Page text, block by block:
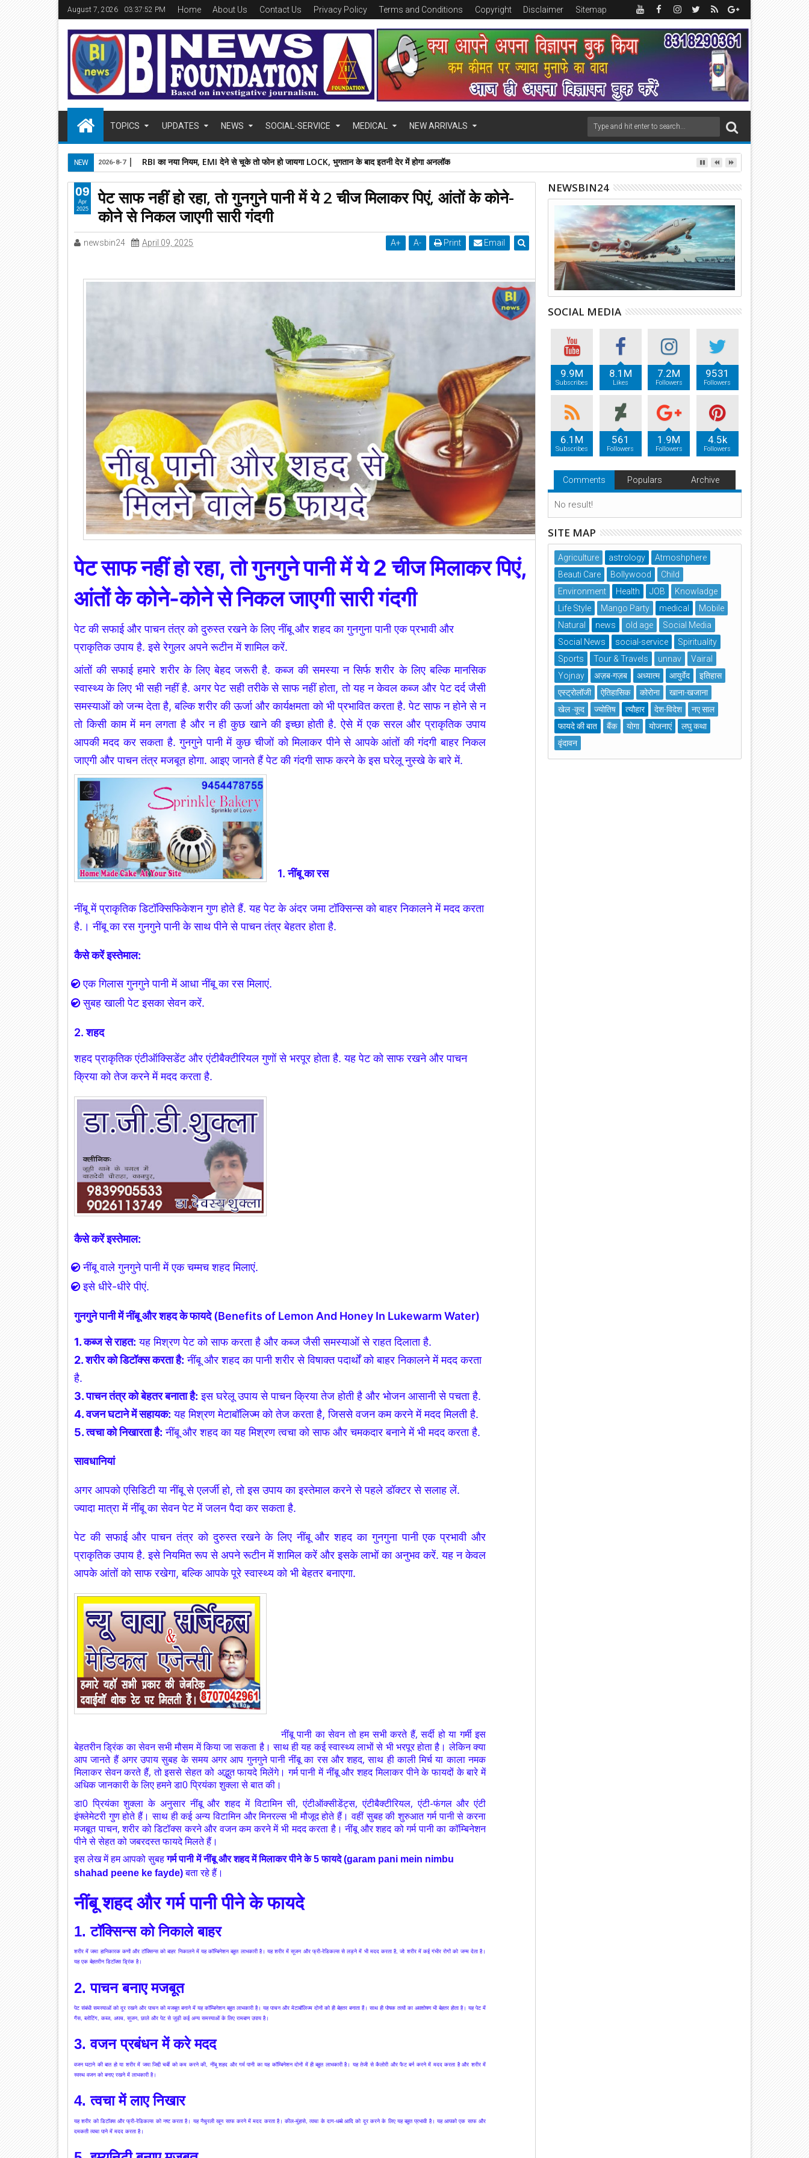
August 7, 2026 03:37:53 PM Home About Us Contact Us Privacy Policy Terms and Conditions Copyright Disclaimer Sitemap
TOPICS UPDATES NEWS SOCIAL-SERVICE MEDICAL NEW ARRIVALS
NEW RBI का नया नियम, EMI देने से चूके तो फोन हो जायगा LOCK, भुगतान के बाद इतनी देर में होगा अनलॉक
2026-8-7
पेट साफ नहीं हो रहा, तो गुनगुने पानी में ये 2 चीज मिलाकर पिएं, आंतों के कोने-
कोने से निकल जाएगी सारी गंदगी
newsbin24 April 09, 2025 A+ A- Print Email
पेट साफ नहीं हो रहा, तो गुनगुने पानी में ये 2 चीज मिलाकर पिएं,
आंतों के कोने-कोने से निकल जाएगी सारी गंदगी
पेट की सफाई और पाचन तंत्र को दुरुस्त रखने के लिए नींबू और शहद का गुनगुना पानी एक प्रभावी और
प्राकृतिक उपाय है. इसे रेगुलर अपने रूटीन में शामिल करें.
आंतों की सफाई हमारे शरीर के लिए बेहद जरूरी है. कब्ज की समस्या न सिर्फ शरीर के लिए बल्कि मानसिक
स्वास्थ्य के लिए भी सही नहीं है. अगर पेट सही तरीके से साफ नहीं होता, तो यह न केवल कब्ज और पेट दर्द जैसी
समस्याओं को जन्म देता है, बल्कि शरीर की ऊर्जा और कार्यक्षमता को भी प्रभावित करता है. पेट साफ न होने से न
तो किसी काम में मन लगता है और न ही कुछ खाने की इच्छा होती है. ऐसे में एक सरल और प्राकृतिक उपाय
आपकी मदद कर सकता है. गुनगुने पानी में कुछ चीजों को मिलाकर पीने से आपके आंतों की गंदगी बाहर निकल
जाएगी और पाचन तंत्र मजबूत होगा. आइए जानते हैं पेट की गंदगी साफ करने के इस घरेलू नुस्खे के बारे में.
1. नींबू का रस
नींबू में प्राकृतिक डिटॉक्सिफिकेशन गुण होते हैं. यह पेट के अंदर जमा टॉक्सिन्स को बाहर निकालने में मदद करता
है.। नींबू का रस गुनगुने पानी के साथ पीने से पाचन तंत्र बेहतर होता है.
कैसे करें इस्तेमाल:
एक गिलास गुनगुने पानी में आधा नींबू का रस मिलाएं.
सुबह खाली पेट इसका सेवन करें.
2. शहद
शहद प्राकृतिक एंटीऑक्सिडेंट और एंटीबैक्टीरियल गुणों से भरपूर होता है. यह पेट को साफ रखने और पाचन
क्रिया को तेज करने में मदद करता है.
कैसे करें इस्तेमाल:
नींबू वाले गुनगुने पानी में एक चम्मच शहद मिलाएं.
इसे धीरे-धीरे पीएं.
गुनगुने पानी में नींबू और शहद के फायदे (Benefits of Lemon And Honey In Lukewarm Water)
1. कब्ज से राहत: यह मिश्रण पेट को साफ करता है और कब्ज जैसी समस्याओं से राहत दिलाता है.
2. शरीर को डिटॉक्स करता है: नींबू और शहद का पानी शरीर से विषाक्त पदार्थों को बाहर निकालने में मदद करता
है.
3. पाचन तंत्र को बेहतर बनाता है: इस घरेलू उपाय से पाचन क्रिया तेज होती है और भोजन आसानी से पचता है.
4. वजन घटाने में सहायक: यह मिश्रण मेटाबॉलिज्म को तेज करता है, जिससे वजन कम करने में मदद मिलती है.
5. त्वचा को निखारता है: नींबू और शहद का यह मिश्रण त्वचा को साफ और चमकदार बनाने में भी मदद करता है.
सावधानियां
अगर आपको एसिडिटी या नींबू से एलर्जी हो, तो इस उपाय का इस्तेमाल करने से पहले डॉक्टर से सलाह लें.
ज्यादा मात्रा में नींबू का सेवन पेट में जलन पैदा कर सकता है.
पेट की सफाई और पाचन तंत्र को दुरुस्त रखने के लिए नींबू और शहद का गुनगुना पानी एक प्रभावी और
प्राकृतिक उपाय है. इसे नियमित रूप से अपने रूटीन में शामिल करें और इसके लाभों का अनुभव करें. यह न केवल
आपके आंतों को साफ रखेगा, बल्कि आपके पूरे स्वास्थ्य को भी बेहतर बनाएगा.
नींबू पानी का सेवन तो हम सभी करते हैं, सर्दी हो या गर्मी इस
बेहतरीन ड्रिंक का सेवन सभी मौसम में किया जा सकता है। साथ ही यह कई स्वास्थ्य लाभों से भी भरपूर होता है। लेकिन क्या
आप जानते हैं अगर उपाय सुबह के समय अगर आप गुनगुने पानी नींबू का रस और शहद, साथ ही काली मिर्च या काला नमक
मिलाकर सेवन करते हैं, तो इससे सेहत को अद्भुत फायदे मिलेंगे।गर्म पानी में नींबू और शहद मिलाकर पीने के फायदों के बारे में
अधिक जानकारी के लिए हमने डा0 प्रियंका शुक्ला से बात की।
डा0 प्रियंका शुक्ला के अनुसार नींबू और शहद में विटामिन सी, एंटीऑक्सीडेंट्स, एंटीबैक्टीरियल, एंटी-फंगल और एंटी
इंफ्लेमेटरी गुण होते हैं। साथ ही कई अन्य विटामिन और मिनरल्स भी मौजूद होते हैं। वहीं सुबह की शुरुआत गर्म पानी से करना
मजबूत पाचन, शरीर को डिटॉक्स करने और वजन कम करने में भी मदद करता है। नींबू और शहद को गर्म पानी का कॉम्बिनेशन
पीने से सेहत को जबरदस्त फायदे मिलते हैं।
इस लेख में हम आपको सुबहगर्म पानी में नींबू और शहद में मिलाकर पीने के 5 फायदे (garam pani mein nimbu
shahad peene ke fayde)बता रहे हैं।
नींबू शहद और गर्म पानी पीने के फायदे
1. टॉक्सिन्स को निकाले बाहर
शरीर में जमा हानिकारक कणों और टॉक्सिन्स को बाहर निकालने में यह कॉम्बिनेशन बहुत लाभकारी है। यह शरीर में सूजन और फ्री-रेडिकल्स से लड़ने में भी मदद करता है, जो शरीर में कई गंभीर रोगों को जन्म देता है।
यह एक बेहतरीन डिटॉक्स ड्रिंक है।
2. पाचन बनाए मजबूत
पेट संबंधी समस्याओं को दूर रखने और पाचन को मजबूत बनाने में यह कॉम्बिनेशन बहुत लाभकारी है। यह पाचन और मेटाबॉलिज्म दोनों को ही बेहतर बनाता हैं। साथ ही पोषक तत्वों का अवशोषण भी बेहतर होता है। यह पेट में
गैस, ब्लोटिंग, कब्ज, अपच, सूजन, छाले और पेट से जुड़ी कई अन्य समस्याओं के लिए रामबाण उपाय है।
3. वजन प्रबंधन में करे मदद
वजन घटाने की बात हो या शरीर में जमा जिद्दी चर्बी को कम करने की, नींबू शहद और गर्म पानी का यह कॉम्बिनेशन दोनों में ही बहुत लाभकारी है। यह तेजी से कैलोरी और फैट बर्न करने में मदद करता है और शरीर में
स्वस्थ वजन को बनाए रखने में लाभकारी है।
4. त्वचा में लाए निखार
यह शरीर को डिटॉक्स और फ्री-रेडिकल्स को नष्ट करता है। यह नैचुरली खून साफ करने में मदद करता है। कील-मुंहासे, त्वचा के दाग-धब्बे आदि को दूर करने के लिए यह बहुत प्रभावी है। यह आपको एक साफ और
दमकती त्वचा पाने में मदद करता है।
09
Apr
2025
NEWSBIN24
SOCIAL MEDIA
9.9M
Subscribes
8.1M
Likes
7.2M
Followers
9531
Followers
6.1M
Subscribes
561
Followers
1.9M
Followers
4.5k
Followers
Comments Populars Archive
No result!
SITE MAP
Agriculture astrology
Atmoshphere
Beauti Care
Bollywood
Child
Environment
Health JOB
Knowladge
Life Style
Mango Party medical
Mobile
Natural
news old age
Social Media
Social News
social-service
Spirituality
Sports
Tour & Travels unnav
Vairal
Yojnay
अज़ब-गज़ब अध्यात्म आयुर्वेद
इतिहास
एस्ट्रोलॉजी
ऐतिहासिक कोरोना
खाना-खजाना
खेल -कूद
ज्योतिष त्यौहार देश-विदेश
नए साल
फायदे की बात
बैंक योगा योजनाएं
लघु कथा
वृंदावन